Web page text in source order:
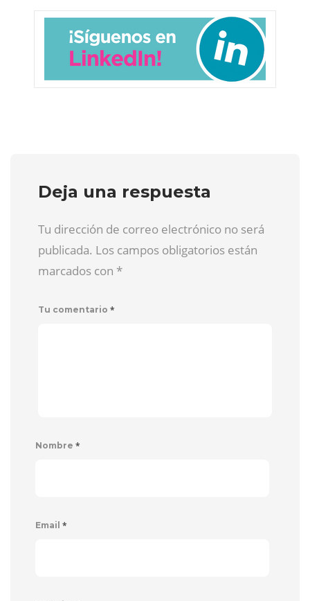
Deja una respuesta
Tu dirección de correo electrónico no será
publicada. Los campos obligatorios están
marcados con *
Tu comentario *
Nombre *
Email *